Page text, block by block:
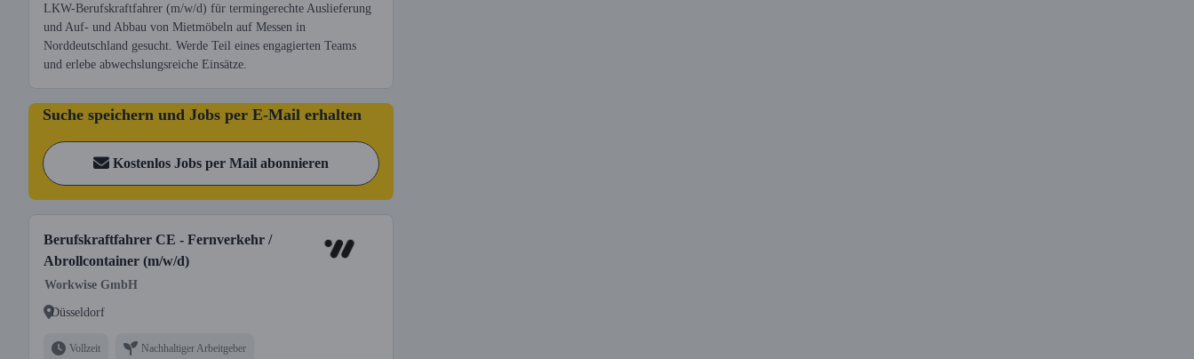
LKW-Berufskraftfahrer (m/w/d) für termingerechte Auslieferung
und Auf- und Abbau von Mietmöbeln auf Messen in
Norddeutschland gesucht. Werde Teil eines engagierten Teams
und erlebe abwechslungsreiche Einsätze.
Suche speichern und Jobs per E-Mail erhalten
Kostenlos Jobs per Mail abonnieren
Berufskraftfahrer CE - Fernverkehr /
Abrollcontainer (m/w/d)
Workwise GmbH
Düsseldorf
Vollzeit Nachhaltiger Arbeitgeber